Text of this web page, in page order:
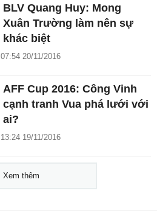
BLV Quang Huy: Mong
Xuân Trường làm nên sự
khác biệt
07:54 20/11/2016
AFF Cup 2016: Công Vinh
cạnh tranh Vua phá lưới với
ai?
13:24 19/11/2016
Xem thêm